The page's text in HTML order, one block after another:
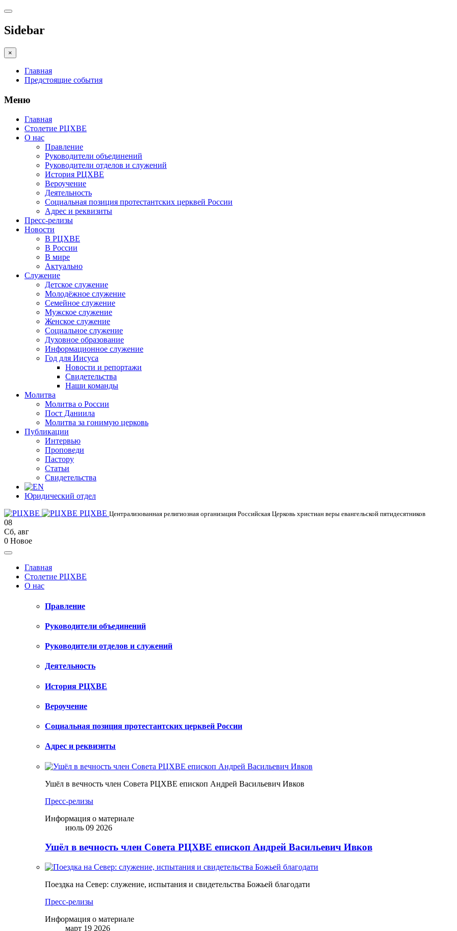
Sidebar
×
Главная
Предстоящие события
Меню
Главная
Столетие РЦХВЕ
О нас
Правление
Руководители объединений
Руководители отделов и служений
История РЦХВЕ
Вероучение
Деятельность
Социальная позиция протестантских церквей России
Адрес и реквизиты
Пресс-релизы
Новости
В РЦХВЕ
В России
В мире
Актуально
Служение
Детское служение
Молодёжное служение
Семейное служение
Мужское служение
Женское служение
Социальное служение
Духовное образование
Информационное служение
Год для Иисуса
Новости и репортажи
Свидетельства
Наши команды
Молитва
Молитва о России
Пост Даниила
Молитва за гонимую церковь
Публикации
Интервью
Проповеди
Пастору
Статьи
Свидетельства
Юридический отдел
РЦХВЕ Централизованная религиозная организация Российская Церковь христиан веры евангельской пятидесятников
08
Сб, авг
0 Новое
Главная
Столетие РЦХВЕ
О нас
Правление
Руководители объединений
Руководители отделов и служений
Деятельность
История РЦХВЕ
Вероучение
Социальная позиция протестантских церквей России
Адрес и реквизиты
Ушёл в вечность член Совета РЦХВЕ епископ Андрей Васильевич Ивков
Пресс-релизы
Информация о материале
июль 09 2026
Ушёл в вечность член Совета РЦХВЕ епископ Андрей Васильевич Ивков
Поездка на Север: служение, испытания и свидетельства Божьей благодати
Пресс-релизы
Информация о материале
март 19 2026